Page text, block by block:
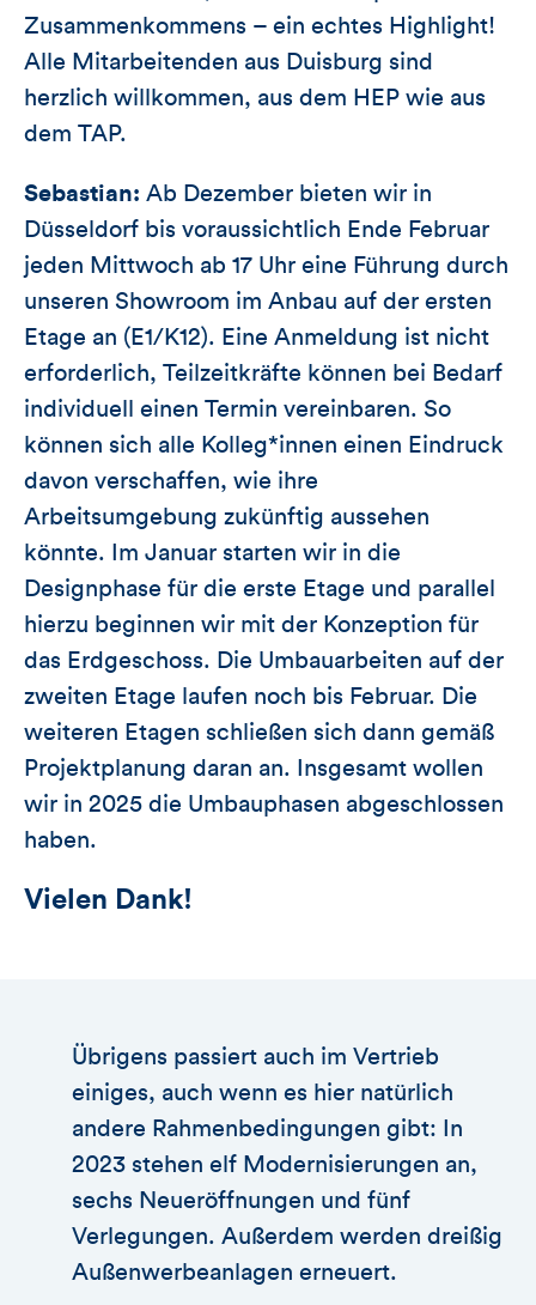
Zusammenkommens – ein echtes Highlight!
Alle Mitarbeitenden aus Duisburg sind
herzlich willkommen, aus dem HEP wie aus
dem TAP.
Sebastian: Ab Dezember bieten wir in
Düsseldorf bis voraussichtlich Ende Februar
jeden Mittwoch ab 17 Uhr eine Führung durch
unseren Showroom im Anbau auf der ersten
Etage an (E1/K12). Eine Anmeldung ist nicht
erforderlich, Teilzeitkräfte können bei Bedarf
individuell einen Termin vereinbaren. So
können sich alle Kolleg*innen einen Eindruck
davon verschaffen, wie ihre
Arbeitsumgebung zukünftig aussehen
könnte. Im Januar starten wir in die
Designphase für die erste Etage und parallel
hierzu beginnen wir mit der Konzeption für
das Erdgeschoss. Die Umbauarbeiten auf der
zweiten Etage laufen noch bis Februar. Die
weiteren Etagen schließen sich dann gemäß
Projektplanung daran an. Insgesamt wollen
wir in 2025 die Umbauphasen abgeschlossen
haben.
Vielen Dank!
Übrigens passiert auch im Vertrieb
einiges, auch wenn es hier natürlich
andere Rahmenbedingungen gibt: In
2023 stehen elf Modernisierungen an,
sechs Neueröffnungen und fünf
Verlegungen. Außerdem werden dreißig
Außenwerbeanlagen erneuert.